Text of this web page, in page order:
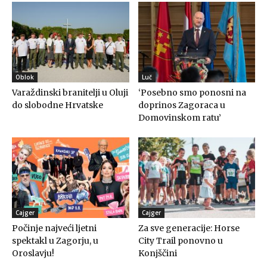
Oblok
Varaždinski branitelji u Oluji
do slobodne Hrvatske
Luč
‘Posebno smo ponosni na
doprinos Zagoraca u
Domovinskom ratu’
Cajger
Počinje najveći ljetni
spektakl u Zagorju, u
Oroslavju!
Cajger
Za sve generacije: Horse
City Trail ponovno u
Konjščini